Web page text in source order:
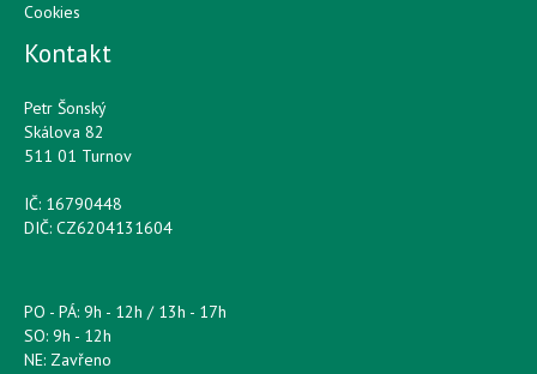
Cookies
Kontakt
Petr Šonský
Skálova 82
511 01 Turnov
IČ: 16790448
DIČ: CZ6204131604
PO - PÁ: 9h - 12h / 13h - 17h
SO: 9h - 12h
NE: Zavřeno